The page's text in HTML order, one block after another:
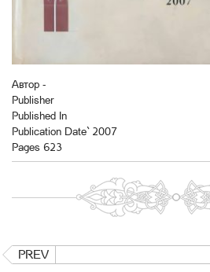
Автор -
Publisher
Published In
Publication Date` 2007
Pages 623
PREV